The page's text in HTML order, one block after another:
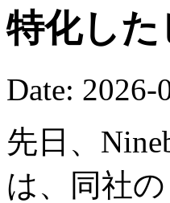
特化し
Date: 2026-
先日、
は、同社